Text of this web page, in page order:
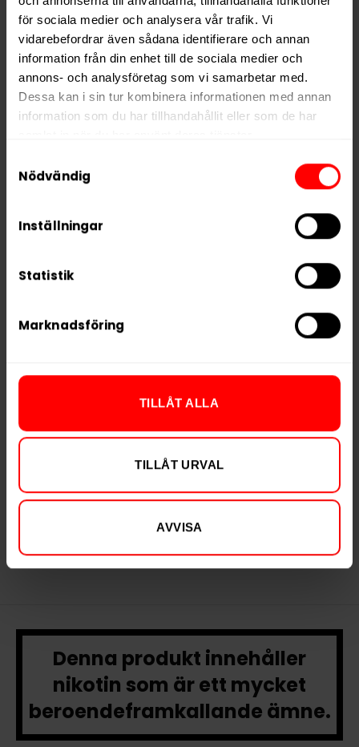
för sociala medier och analysera vår trafik. Vi
vidarebefordrar även sådana identifierare och annan
information från din enhet till de sociala medier och
annons- och analysföretag som vi samarbetar med.
Dessa kan i sin tur kombinera informationen med annan
information som du har tillhandahållit eller som de har
We work with
who may receive and
Nödvändig
Inställningar
Statistik
Marknadsföring
TILLÅT ALLA
TILLÅT URVAL
AVVISA
Nikotin per gram
12,0 mg/g
Nikotin per portion
8,4 mg
Nikotin per dosa
168 mg
Vikt per dosa
14 g
Portioner per dosa
20
RELATERADE PRODUKTER
Après Blueberry
299,90 kr
Après Lemon Curd
299,90 kr
Denna produkt innehåller
nikotin som är ett mycket
beroendeframkallande ämne.